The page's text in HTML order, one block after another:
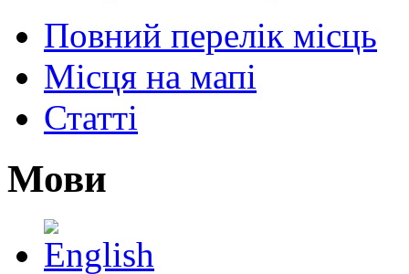
Повний перелік місць
Місця на мапі
Статті
Мови